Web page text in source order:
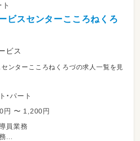
ビスセンターこころねくろ
ビス
ンターこころねくろづの求人一覧を見
・パート
円 〜 1,200円
員業務